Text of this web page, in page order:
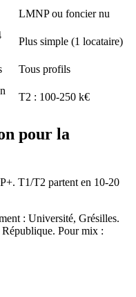
LMNP ou foncier nu
Plus simple (1 locataire)
Tous profils
T2 : 100-250 k€
pour la
T1/T2 partent en 10-20
: Université, Grésilles.
Pour mix :